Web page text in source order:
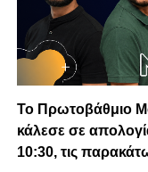
Το Πρωτοβάθμιο
κάλεσε σε
10:30, τις